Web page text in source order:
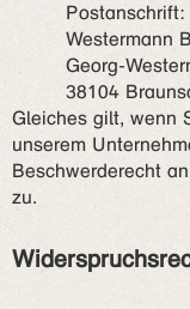
Postanschrift:
Westermann
Georg-
38104
Gleiches gilt, wenn
unserem
Beschwerderecht
zu.